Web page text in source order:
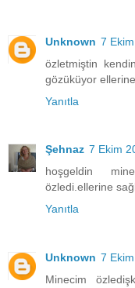
Unknown 7
özletmiştin
gözüküyor
Yanıtla
Şehnaz 7 Ekim
hoşgeldin
özledi.ellerine
Yanıtla
Unknown 7
Minecim